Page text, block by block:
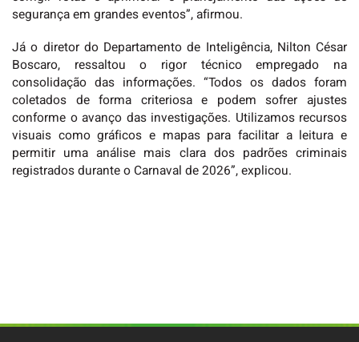
segurança em grandes eventos”, afirmou.
Já o diretor do Departamento de Inteligência, Nilton César
Boscaro, ressaltou o rigor técnico empregado na
consolidação das informações. “Todos os dados foram
coletados de forma criteriosa e podem sofrer ajustes
conforme o avanço das investigações. Utilizamos recursos
visuais como gráficos e mapas para facilitar a leitura e
permitir uma análise mais clara dos padrões criminais
registrados durante o Carnaval de 2026”, explicou.